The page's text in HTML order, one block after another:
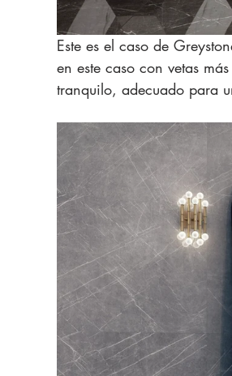
Este es el caso de
en este caso con vetas
tranquilo, adecuado para